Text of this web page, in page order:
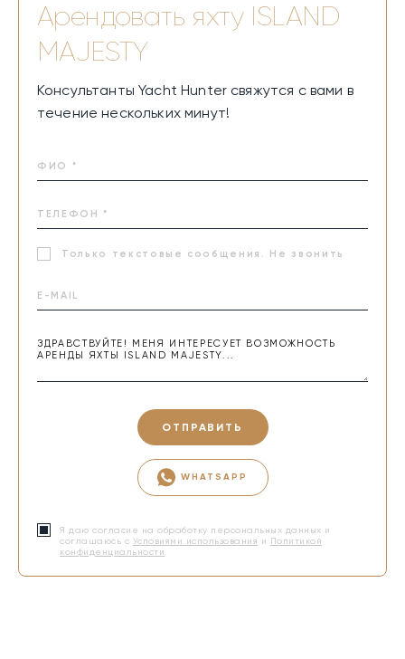
Арендовать яхту ISLAND
MAJESTY
Консультанты Yacht Hunter свяжутся с вами в
течение нескольких минут!
Только текстовые сообщения. Не звонить
ОТПРАВИТЬ
WHATSAPP
Я даю согласие на обработку персональных данных и
соглашаюсь с Условиями использования и Политикой
конфиденциальности